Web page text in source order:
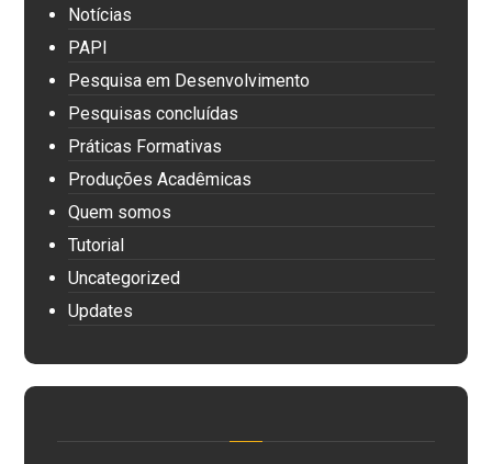
Notícias
PAPI
Pesquisa em Desenvolvimento
Pesquisas concluídas
Práticas Formativas
Produções Acadêmicas
Quem somos
Tutorial
Uncategorized
Updates